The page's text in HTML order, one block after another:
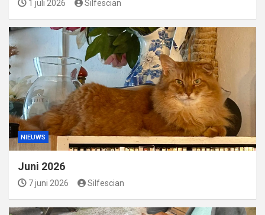
1 juli 2026 Silfescian
NIEUWS
Juni 2026
7 juni 2026 Silfescian